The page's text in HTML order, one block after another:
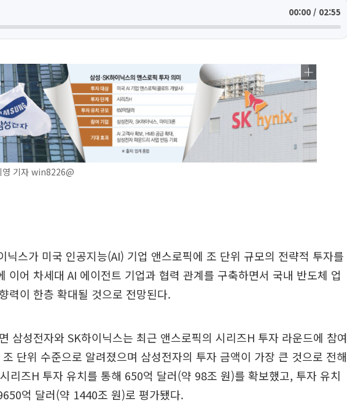
00:00 / 02:55
기자 win8226@
닉스가 미국 인공지능(AI) 기업 앤스로픽에 조 단위 규모의 전략적 투자를
이어 차세대 AI 에이전트 기업과 협력 관계를 구축하면서 국내 반도체 업
력이 한층 확대될 것으로 전망된다.
삼성전자와 SK하이닉스는 최근 앤스로픽의 시리즈H 투자 라운드에 참여
단위 수준으로 알려졌으며 삼성전자의 투자 금액이 가장 큰 것으로 전해
리즈H 투자 유치를 통해 650억 달러(약 98조 원)를 확보했고, 투자 유치
억 달러(약 1440조 원)로 평가됐다.